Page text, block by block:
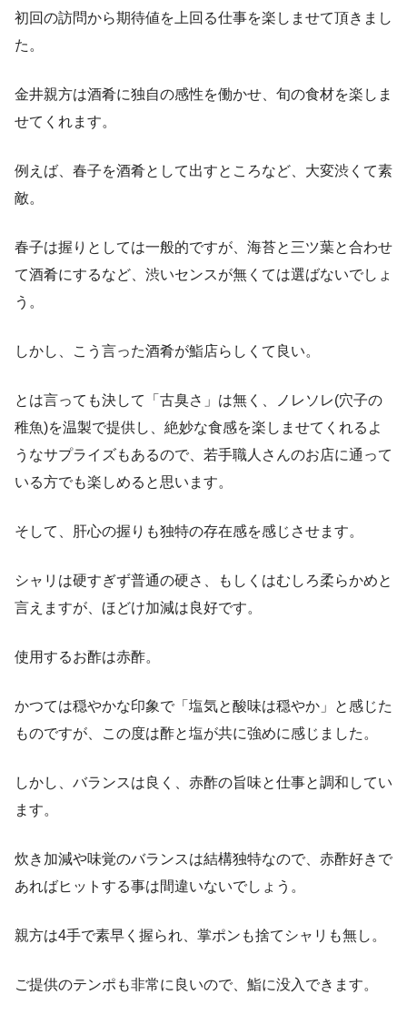
初回の訪問から期待値を上回る仕事を楽しませて頂きまし
た。
金井親方は酒肴に独自の感性を働かせ、旬の食材を楽しま
せてくれます。
例えば、春子を酒肴として出すところなど、大変渋くて素
敵。
春子は握りとしては一般的ですが、海苔と三ツ葉と合わせ
て酒肴にするなど、渋いセンスが無くては選ばないでしょ
う。
しかし、こう言った酒肴が鮨店らしくて良い。
とは言っても決して「古臭さ」は無く、ノレソレ(穴子の
稚魚)を温製で提供し、絶妙な食感を楽しませてくれるよ
うなサプライズもあるので、若手職人さんのお店に通って
いる方でも楽しめると思います。
そして、肝心の握りも独特の存在感を感じさせます。
シャリは硬すぎず普通の硬さ、もしくはむしろ柔らかめと
言えますが、ほどけ加減は良好です。
使用するお酢は赤酢。
かつては穏やかな印象で「塩気と酸味は穏やか」と感じた
ものですが、この度は酢と塩が共に強めに感じました。
しかし、バランスは良く、赤酢の旨味と仕事と調和してい
ます。
炊き加減や味覚のバランスは結構独特なので、赤酢好きで
あればヒットする事は間違いないでしょう。
親方は4手で素早く握られ、掌ポンも捨てシャリも無し。
ご提供のテンポも非常に良いので、鮨に没入できます。